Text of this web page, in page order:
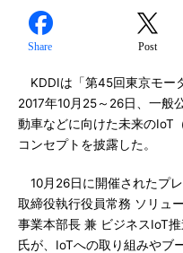
Share Post
KDDIは「第45回東京モー
2017年10月25～26日、一般
動車などに向けた未来のIoT
コンセプトを披露した。
10月26日に開催されたプ
取締役執行役員常務 ソリュ
事業本部長 兼 ビジネスIoT
氏が、IoTへの取り組みやブ